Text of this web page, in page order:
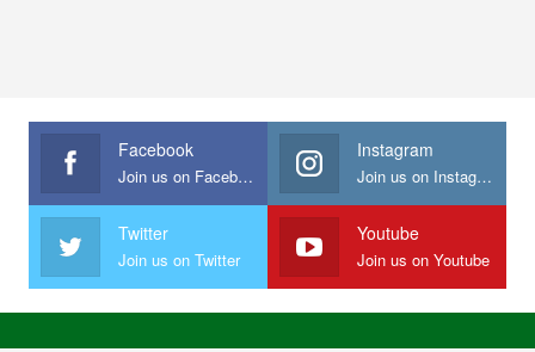
Facebook
Join us on Facebook
Instagram
Join us on Instagram
Twitter
Join us on Twitter
Youtube
Join us on Youtube